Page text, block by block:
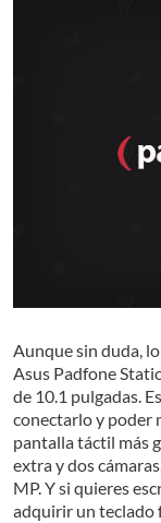
Aunque sin duda,
Asus Padfone
de 10.1 pulgadas.
conectarlo y poder
pantalla táctil más
extra y dos
MP. Y si quieres
adquirir un teclado